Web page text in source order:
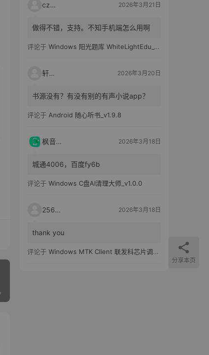
czh7 2026年3月21日
做得不错，支持。不知手机端怎么用啊
评论于 Windows 阳光题库 WhiteLightEdu_v2.0.0
轩爸 2026年3月20日
书源没有？有没有别的有声小说app？
评论于 Android 随心听书_v1.9.8
枫音应用 2026年3月18日
城通4006，百度fy6b
评论于 Windows C盘AI清理大师_v1.0.0
25651 2026年3月18日
thank you
评论于 Windows MTK Client 联发科芯片调试工具_v2.01 汉化版
分享本页